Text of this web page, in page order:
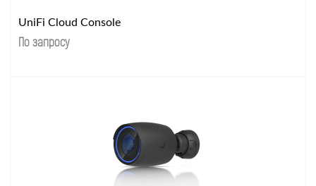
UniFi Cloud Console
По запросу